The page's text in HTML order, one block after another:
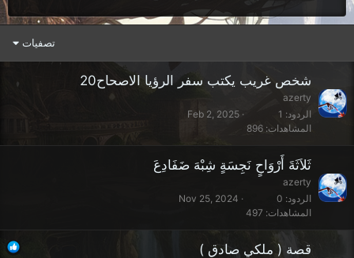
تصفيات
شخص غريب يكتب سفر الرؤيا الاصحاح20
azerty
الردود 1
المشاهدات 896
Feb 2, 2025
ثَلاَثَةَ أَرْوَاحٍ نَجِسَةٍ شِبْهَ ضَفَادِعَ
azerty
الردود 0
المشاهدات 497
Nov 25, 2024
قصة ( ملكي صادق )